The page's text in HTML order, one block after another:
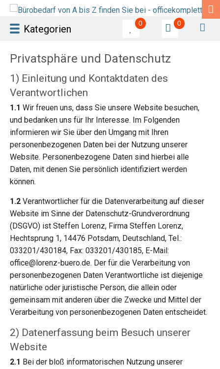
Kategorien 0
0
Privatsphäre und Datenschutz
1) Einleitung und Kontaktdaten des
Verantwortlichen
1.1 Wir freuen uns, dass Sie unsere Website besuchen,
und bedanken uns für Ihr Interesse. Im Folgenden
informieren wir Sie über den Umgang mit Ihren
personenbezogenen Daten bei der Nutzung unserer
Website. Personenbezogene Daten sind hierbei alle
Daten, mit denen Sie persönlich identifiziert werden
können.
1.2 Verantwortlicher für die Datenverarbeitung auf dieser
Website im Sinne der Datenschutz-Grundverordnung
(DSGVO) ist Steffen Lorenz, Firma Steffen Lorenz,
Hechtsprung 1, 14476 Potsdam, Deutschland, Tel.:
033201/430184, Fax: 033201/430185, E-Mail:
office@lorenz-buero.de. Der für die Verarbeitung von
personenbezogenen Daten Verantwortliche ist diejenige
natürliche oder juristische Person, die allein oder
gemeinsam mit anderen über die Zwecke und Mittel der
Verarbeitung von personenbezogenen Daten entscheidet.
2) Datenerfassung beim Besuch unserer
Website
2.1 Bei der bloß informatorischen Nutzung unserer